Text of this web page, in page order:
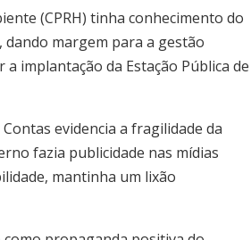
(CPRH) tinha conhecimento do
dando margem para a gestão
implantação da Estação Pública de
evidencia a fragilidade da
fazia publicidade nas mídias
mantinha um lixão